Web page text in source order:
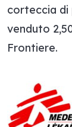
corteccia di
venduto
Frontiere.